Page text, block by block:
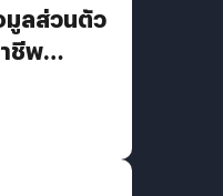
มูลส่วนตัว
ชีพ
กอร์